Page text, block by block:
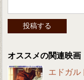
オススメの関連映画
エドガル